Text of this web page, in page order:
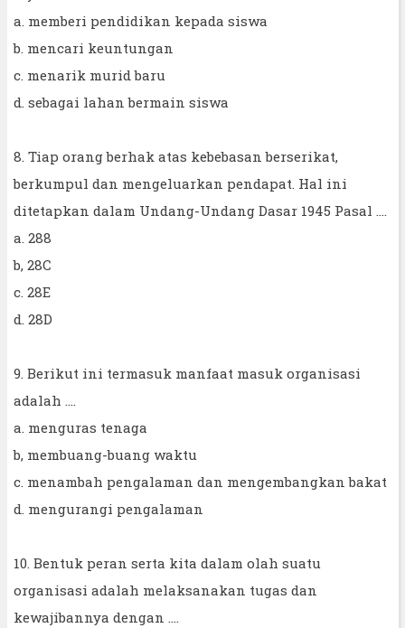
a. memberi pendidikan kepada siswa
b. mencari keuntungan
c. menarik murid baru
d. sebagai lahan bermain siswa
8. Tiap orang berhak atas kebebasan berserikat,
berkumpul dan mengeluarkan pendapat. Hal ini
ditetapkan dalam Undang-Undang Dasar 1945 Pasal ....
a. 288
b, 28C
c. 28E
d. 28D
9. Berikut ini termasuk manfaat masuk organisasi
adalah ....
a. menguras tenaga
b, membuang-buang waktu
c. menambah pengalaman dan mengembangkan bakat
d. mengurangi pengalaman
10. Bentuk peran serta kita dalam olah suatu
organisasi adalah melaksanakan tugas dan
kewajibannya dengan ....